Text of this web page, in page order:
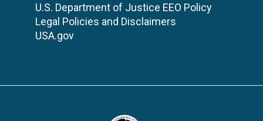
U.S. Department of Justice EEO Policy
Legal Policies and Disclaimers
USA.gov